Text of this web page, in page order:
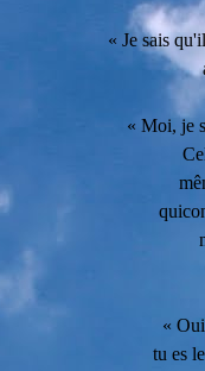
« Je sais
« Moi, je
«
tu es